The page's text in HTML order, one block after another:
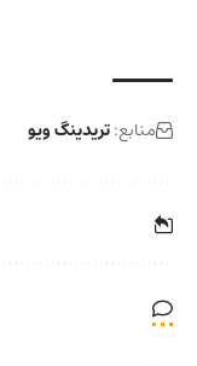
منابع:تریدینگ ویو